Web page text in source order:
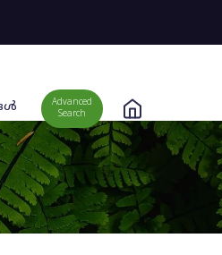
Advanced
Search